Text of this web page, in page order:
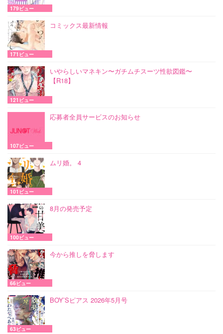
179ビュー
コミックス最新情報
171ビュー
いやらしいマネキン〜ガチムチスーツ性欲図鑑〜
【R18】
121ビュー
応募者全員サービスのお知らせ
107ビュー
ムリ婚。 4
101ビュー
8月の発売予定
100ビュー
今から推しを脅します
66ビュー
BOY’Sピアス 2026年5月号
63ビュー